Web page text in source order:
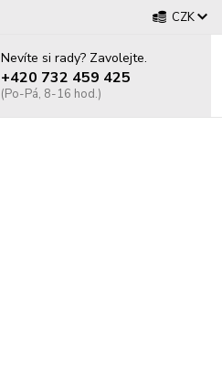
CZK
Nevíte si rady? Zavolejte.
+420 732 459 425
(Po-Pá, 8-16 hod.)